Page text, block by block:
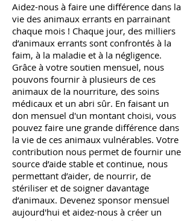
Aidez-nous à faire une différence dans la
vie des animaux errants en parrainant
chaque mois ! Chaque jour, des milliers
d’animaux errants sont confrontés à la
faim, à la maladie et à la négligence.
Grâce à votre soutien mensuel, nous
pouvons fournir à plusieurs de ces
animaux de la nourriture, des soins
médicaux et un abri sûr. En faisant un
don mensuel d'un montant choisi, vous
pouvez faire une grande différence dans
la vie de ces animaux vulnérables. Votre
contribution nous permet de fournir une
source d’aide stable et continue, nous
permettant d’aider, de nourrir, de
stériliser et de soigner davantage
d’animaux. Devenez sponsor mensuel
aujourd'hui et aidez-nous à créer un